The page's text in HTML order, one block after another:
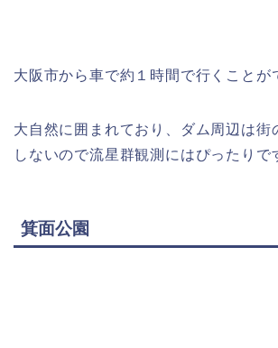
大阪市から車で約１時間で行くことが
大自然に囲まれており、ダム周辺は街
しないので流星群観測にはぴったりで
箕面公園